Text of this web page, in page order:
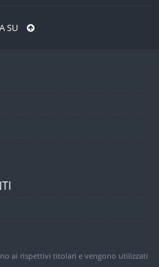
SU
ai rispettivi titolari e vengono utilizzati